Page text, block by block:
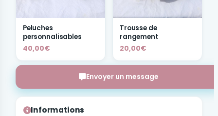
Peluches
personnalisables
40,00€
Trousse de
rangement
20,00€
Envoyer un message
Informations